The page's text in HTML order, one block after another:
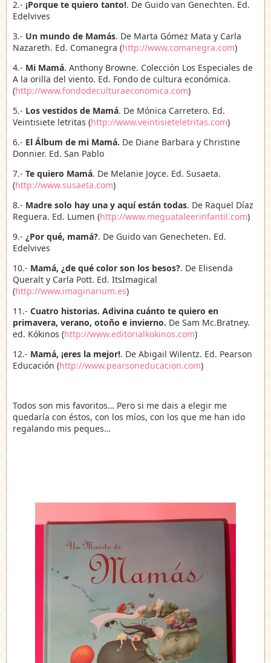
2.- ¡Porque te quiero tanto!. De Guido van Genechten. Ed.
Edelvives
3.- Un mundo de Mamás. De Marta Gómez Mata y Carla
Nazareth. Ed. Comanegra (http://www.comanegra.com)
4.- Mi Mamá. Anthony Browne. Colección Los Especiales de
A la orilla del viento. Ed. Fondo de cultura económica.
(http://www.fondodeculturaeconomica.com)
5.- Los vestidos de Mamá. De Mónica Carretero. Ed.
Veintisiete letritas (http://www.veintisieteletritas.com)
6.- El Álbum de mi Mamá. De Diane Barbara y Christine
Donnier. Ed. San Pablo
7.- Te quiero Mamá. De Melanie Joyce. Ed. Susaeta.
(http://www.susaeta.com)
8.- Madre solo hay una y aquí están todas. De Raquel Díaz
Reguera. Ed. Lumen (http://www.meguataleerinfantil.com)
9.- ¿Por qué, mamá?. De Guido van Genecheten. Ed.
Edelvives
10.- Mamá, ¿de qué color son los besos?. De Elisenda
Queralt y Carla Pott. Ed. ItsImagical
(http://www.imaginarium.es)
11.- Cuatro historias. Adivina cuánto te quiero en
primavera, verano, otoño e invierno. De Sam Mc.Bratney.
ed. Kókinos (http://www.editorialkokinos.com)
12.- Mamá, ¡eres la mejor!. De Abigail Wilentz. Ed. Pearson
Educación (http://www.pearsoneducacion.com)
Todos son mis favoritos… Pero si me dais a elegir me
quedaría con éstos, con los míos, con los que me han ido
regalando mis peques…